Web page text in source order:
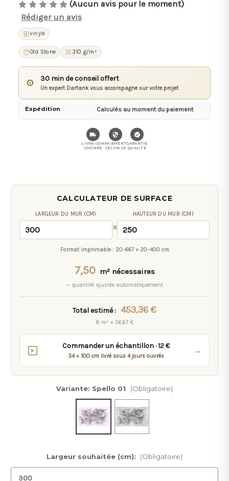
(Aucun avis pour le moment)
Rédiger un avis
vinyle
Old Stone 310 g/m²
⊙ 30 min de conseil offert
Un expert Dartank vous accompagne sur votre projet
Expédition Calculés au moment du paiement
LIVRAISON
SOIGNÉE
PAIEMENT
SÉCURISÉ
GARANTIE
QUALITÉ
CALCULATEUR DE SURFACE
LARGEUR DU MUR (CM)
×
HAUTEUR DU MUR (CM)
Format imprimable : 20–667 × 20–400 cm
7,50 m² nécessaires
— quantité ajustée automatiquement
Total estimé : 453,36 €
8 m² × 56,67 €
Commander un échantillon · 12 €
34 × 100 cm livré sous 4 jours ouvrés
→
Variante: Spello 01 (Obligatoire)
Largeur souhaitée (cm): (Obligatoire)